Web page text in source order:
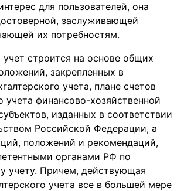
для пользователей, она
заслуживающей
их потребностям.
учет строится на основе общих
закрепленных в
учета, плане счетов
учета финансово-хозяйственной
изданных в соответствии
Российской Федерации, а
положений и рекомендаций,
органами РФ по
учету. Причем, действующая
учета все в большей мере